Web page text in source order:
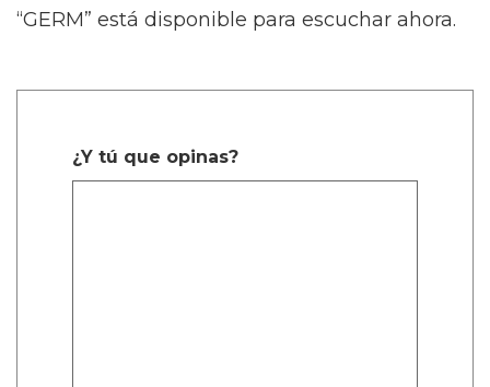
“GERM” está disponible para escuchar ahora.
¿Y tú que opinas?